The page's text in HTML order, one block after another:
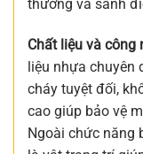
thương và sành
Chất liệu và công
liệu nhựa chuyên
cháy tuyệt đối,
cao giúp bảo vệ
Ngoài chức năng